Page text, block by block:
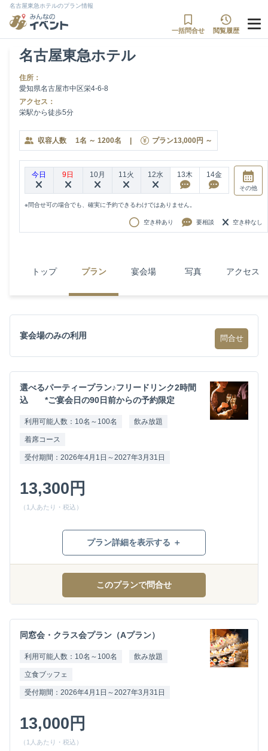
名古屋東急ホテルのプラン情報
一括問合せ 閲覧履歴
名古屋東急ホテル
住所：
愛知県名古屋市中区栄4-6-8
アクセス：
栄駅から徒歩5分
収容人数 1名 ～ 1200名 | プラン13,000円 ～
今日 9日 10月 11火 12水 13木 14金
その他
※問合せ可の場合でも、確実に予約できるわけではありません。
空き枠あり 要相談 空き枠なし
トップ プラン 宴会場 写真 アクセス
宴会場のみの利用 問合せ
選べるパーティープラン♪フリードリンク2時間
込 *ご宴会日の90日前からの予約限定
利用可能人数：10名～100名 飲み放題
着席コース
受付期間：2026年4月1日～2027年3月31日
13,300円
（1人あたり・税込）
プラン詳細を表示する ＋
このプランで問合せ
同窓会・クラス会プラン（Aプラン）
利用可能人数：10名～100名 飲み放題
立食ブッフェ
受付期間：2026年4月1日～2027年3月31日
13,000円
（1人あたり・税込）